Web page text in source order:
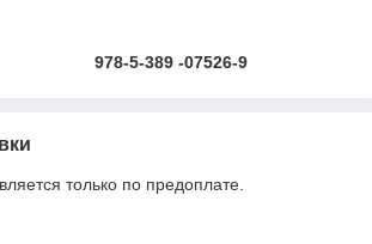
978-5-389 -07526-9
только по предоплате.